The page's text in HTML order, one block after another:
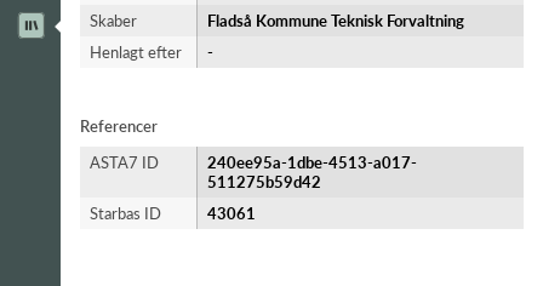
Skaber
Fladså Kommune Teknisk Forvaltning
Henlagt efter
-
Referencer
ASTA7 ID
240ee95a-1dbe-4513-a017-
511275b59d42
Starbas ID
43061